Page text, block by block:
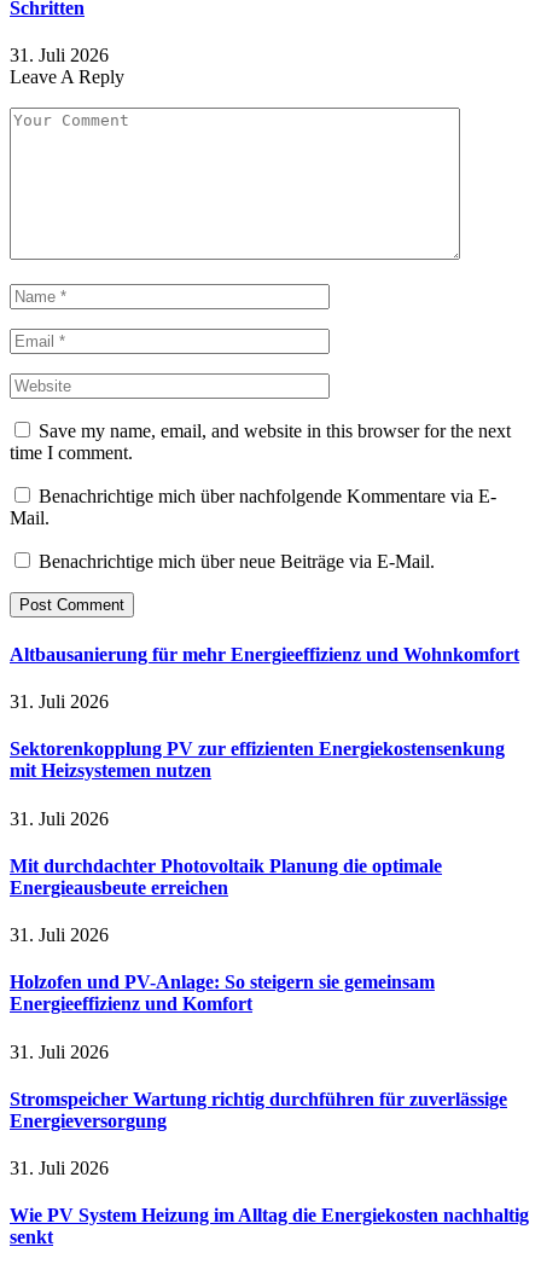
Schritten
31. Juli 2026
Leave A Reply
Save my name, email, and website in this browser for the next
time I comment.
Benachrichtige mich über nachfolgende Kommentare via E-
Mail.
Benachrichtige mich über neue Beiträge via E-Mail.
Altbausanierung für mehr Energieeffizienz und Wohnkomfort
31. Juli 2026
Sektorenkopplung PV zur effizienten Energiekostensenkung
mit Heizsystemen nutzen
31. Juli 2026
Mit durchdachter Photovoltaik Planung die optimale
Energieausbeute erreichen
31. Juli 2026
Holzofen und PV-Anlage: So steigern sie gemeinsam
Energieeffizienz und Komfort
31. Juli 2026
Stromspeicher Wartung richtig durchführen für zuverlässige
Energieversorgung
31. Juli 2026
Wie PV System Heizung im Alltag die Energiekosten nachhaltig
senkt